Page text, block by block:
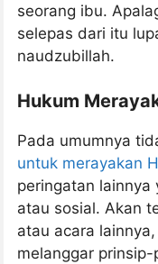
seorang ibu.
selepas dari itu
naudzubillah.
Hukum
Pada umumnya
untuk merayakan
peringatan lainnya
atau sosial. Akan
atau acara
melanggar